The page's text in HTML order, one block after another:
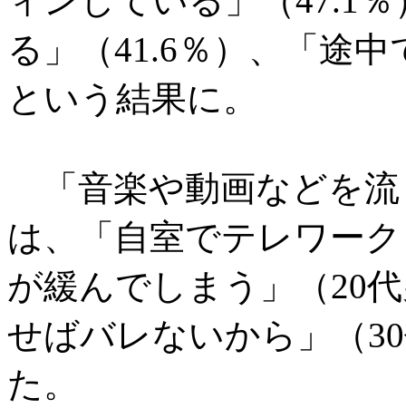
る」（41.6％）、「途
という結果に。
「音楽や動画などを
は、「自室でテレワー
が緩んでしまう」（20
せばバレないから」（
た。